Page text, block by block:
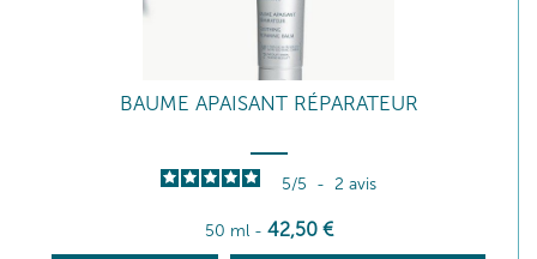
BAUME APAISANT RÉPARATEUR
5/5 - 2 avis
50 ml - 42,50 €